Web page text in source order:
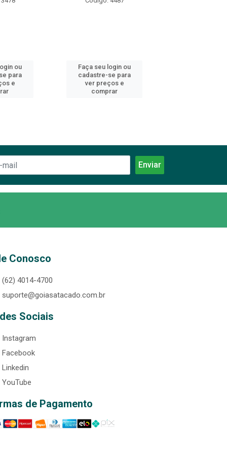
ou
para
e
Faça seu login ou
cadastre-se para
ver preços e
comprar
Conosco
(62) 4014-4700
suporte@goiasatacado.com.br
Sociais
Instagram
Facebook
Linkedin
YouTube
de Pagamento